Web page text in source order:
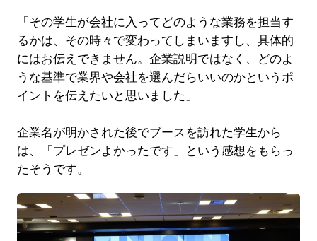
「その学生が会社に入ってどのような業務を担当す
るかは、その時々で変わってしまいますし、具体的
にはお伝えできません。企業説明ではなく、どのよ
うな基準で業界や会社を選んだらいいのかというポ
イントを伝えたいと思いました」
企業名が明かされた後でブースを訪れた学生から
は、「プレゼンよかったです」という感想をもらっ
たそうです。